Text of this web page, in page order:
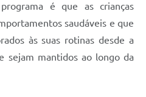
é que as crianças
saudáveis e que
às suas rotinas desde a
sejam mantidos ao longo da